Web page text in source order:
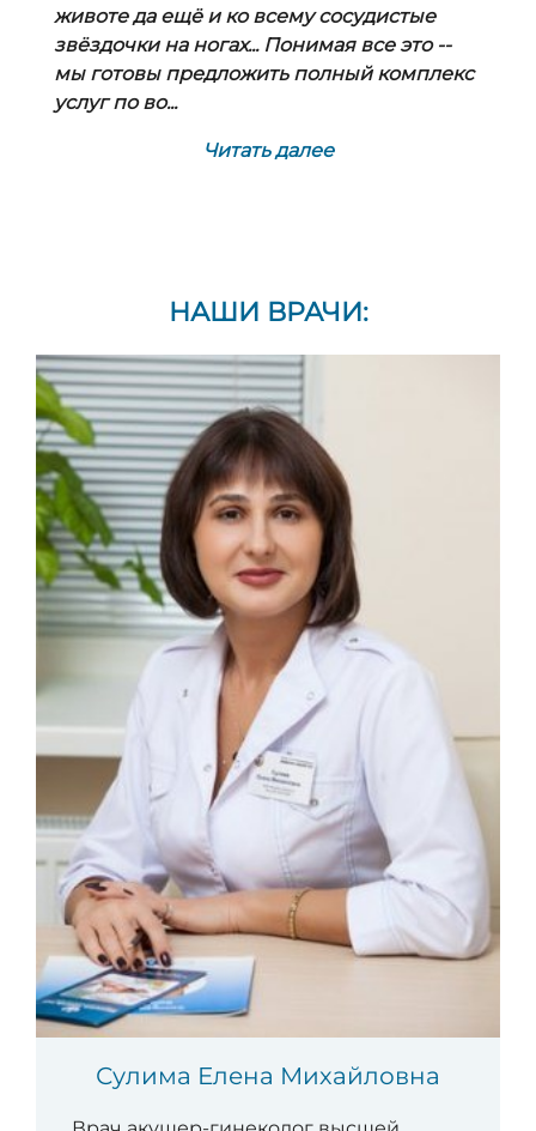
животе да ещё и ко всему сосудистые
звёздочки на ногах... Понимая все это --
мы готовы предложить полный комплекс
услуг по во...
Читать далее
НАШИ ВРАЧИ:
Сулима Елена Михайловна